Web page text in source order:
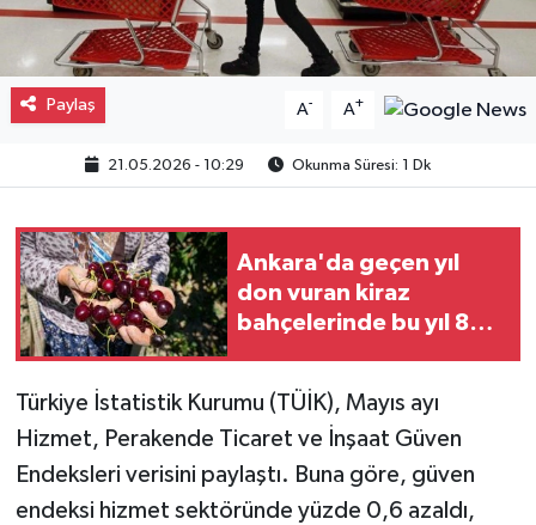
Paylaş A- A+
21.05.2026 - 10:29 Okunma Süresi: 1 Dk
Ankara'da geçen yıl
don vuran kiraz
bahçelerinde bu yıl 80
bekleniyor
Türkiye İstatistik Kurumu (TÜİK), Mayıs ayı
Hizmet, Perakende Ticaret ve İnşaat Güven
Endeksleri verisini paylaştı. Buna göre, güven
endeksi hizmet sektöründe yüzde 0,6 azaldı,
Eğitim